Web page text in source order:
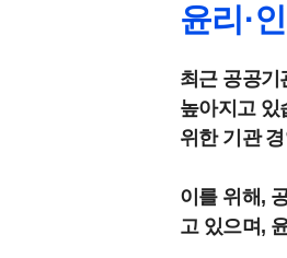
윤리·
최근 공공기
높아지고 있
위한 기관
이를 위해,
고 있으며,